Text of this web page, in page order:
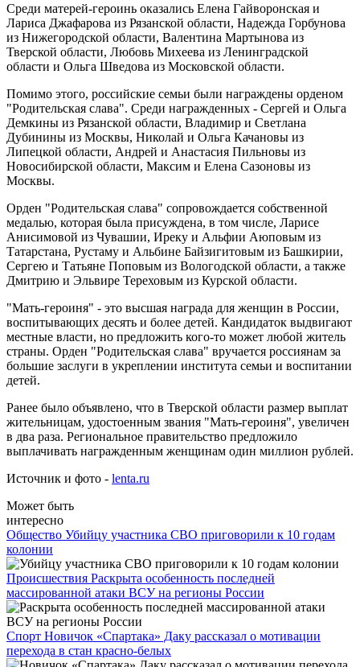
Среди матерей-героинь оказались Елена Гайворонская и
Лариса Джафарова из Рязанской области, Надежда Горбунова
из Нижегородской области, Валентина Мартынова из
Тверской области, Любовь Михеева из Ленинградской
области и Ольга Шведова из Московской области.
Помимо этого, российские семьи были награждены орденом
"Родительская слава". Среди награжденных - Сергей и Ольга
Демкины из Рязанской области, Владимир и Светлана
Дубинины из Москвы, Николай и Ольга Качановы из
Липецкой области, Андрей и Анастасия Пильновы из
Новосибирской области, Максим и Елена Сазоновы из
Москвы.
Орден "Родительская слава" сопровождается собственной
медалью, которая была присуждена, в том числе, Ларисе
Анисимовой из Чувашии, Иреку и Альфии Аюповым из
Татарстана, Рустаму и Альбине Байзигитовым из Башкирии,
Сергею и Татьяне Поповым из Вологодской области, а также
Дмитрию и Эльвире Тереховым из Курской области.
"Мать-героиня" - это высшая награда для женщин в России,
воспитывающих десять и более детей. Кандидаток выдвигают
местные власти, но предложить кого-то может любой житель
страны. Орден "Родительская слава" вручается россиянам за
большие заслуги в укреплении института семьи и воспитании
детей.
Ранее было объявлено, что в Тверской области размер выплат
жительницам, удостоенным звания "Мать-героиня", увеличен
в два раза. Региональное правительство предложило
выплачивать награжденным женщинам один миллион рублей.
Источник и фото - lenta.ru
Может быть
интересно
Общество Убийцу участника СВО приговорили к 10 годам
колонии
Происшествия Раскрыта особенность последней
массированной атаки ВСУ на регионы России
Спорт Новичок «Спартака» Даку рассказал о мотивации
перехода в стан красно-белых